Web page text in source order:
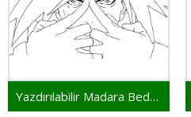
Yazdırılabilir Madara Bedava